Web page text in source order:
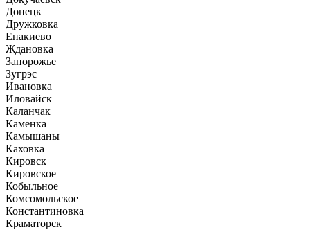
Донецк
Дружковка
Енакиево
Ждановка
Запорожье
Зугрэс
Ивановка
Иловайск
Каланчак
Каменка
Камышаны
Каховка
Кировск
Кировское
Кобыльное
Комсомольское
Константиновка
Краматорск